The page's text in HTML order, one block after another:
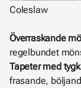
Coleslaw
Överraskande
regelbundet
Tapeter med
frasande,